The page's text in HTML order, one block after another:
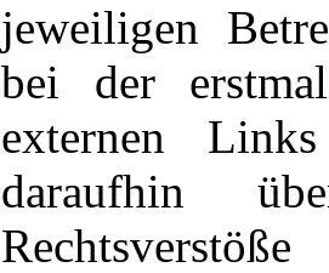
jeweiligen
bei der
externen
daraufhin